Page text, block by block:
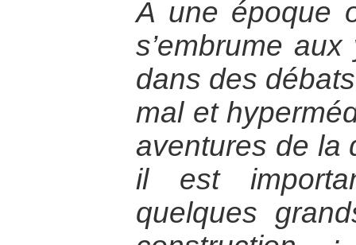
À une époque
s’embrume
dans des
mal et
aventures de la
il est
quelques